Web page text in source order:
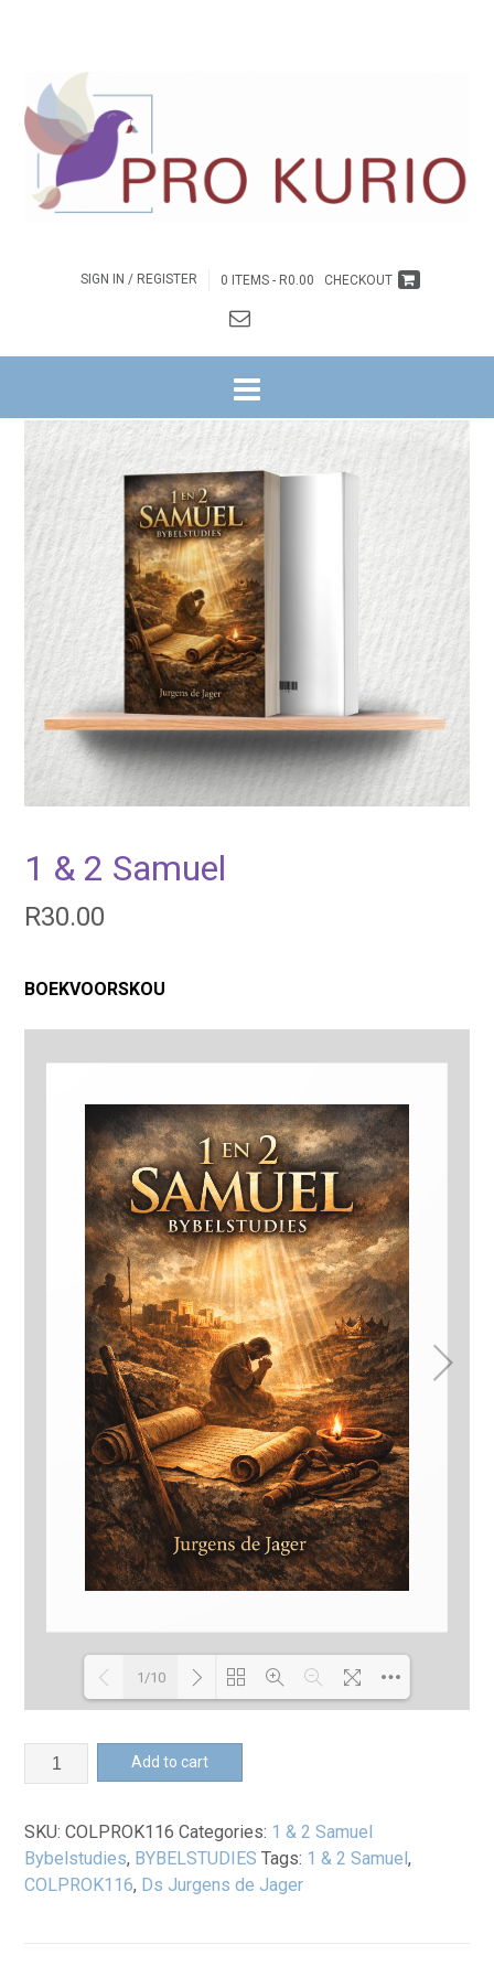
SIGN IN / REGISTER 0 ITEMS - R0.00 CHECKOUT
1 & 2 Samuel
R30.00
BOEKVOORSKOU
Loading PDF 45% ...
1/10
&
Samuel
quantity
Add to cart
SKU: COLPROK116 Categories: 1 & 2 Samuel
Bybelstudies, BYBELSTUDIES Tags: 1 & 2 Samuel,
COLPROK116, Ds Jurgens de Jager